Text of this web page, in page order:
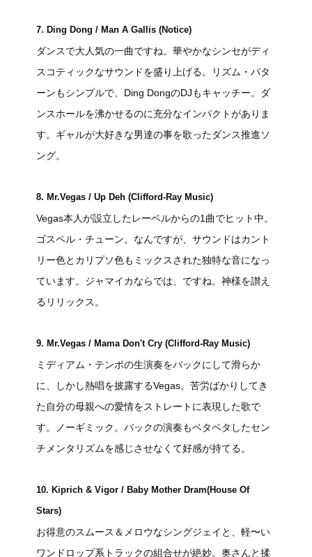
7. Ding Dong / Man A Gallis (Notice)
ダンスで大人気の一曲ですね。華やかなシンセがディ
スコティックなサウンドを盛り上げる。リズム・パタ
ーンもシンプルで、Ding DongのDJもキャッチー。ダ
ンスホールを沸かせるのに充分なインパクトがありま
す。ギャルが大好きな男達の事を歌ったダンス推進ソ
ング。
8. Mr.Vegas / Up Deh (Clifford-Ray Music)
Vegas本人が設立したレーベルからの1曲でヒット中。
ゴスペル・チューン。なんですが、サウンドはカント
リー色とカリプソ色もミックスされた独特な音になっ
ています。ジャマイカならでは、ですね。神様を讃え
るリリックス。
9. Mr.Vegas / Mama Don't Cry (Clifford-Ray Music)
ミディアム・テンポの生演奏をバックにして滑らか
に、しかし熱唱を披露するVegas。苦労ばかりしてき
た自分の母親への愛情をストレートに表現した歌で
す。ノーギミック。バックの演奏もベタベタしたセン
チメンタリズムを感じさせなくて好感が持てる。
10. Kiprich & Vigor / Baby Mother Dram(House Of
Stars)
お得意のスムース＆メロウなシングジェイと、軽〜い
ワンドロップ系トラックの組合せが絶妙。奥さんと揉